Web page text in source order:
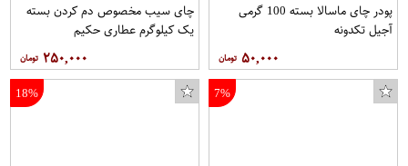
پودر چای ماسالا بسته 100 گرمی
آجیل تکدونه
۵۰,۰۰۰
چای سیب مخصوص دم کردن بسته
یک کیلوگرم عطاری حکیم
۲۵۰,۰۰۰
7%
18%